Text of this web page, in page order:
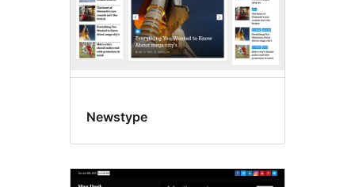
Newstype